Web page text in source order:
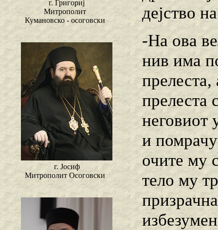
г. Григориј
Митрополит
Кумановско - осоговски
г. Јосиф
Митрополит Осоговски
дејство
-На ова
нив има
прелеста
неговиот
и
очите му
тело му